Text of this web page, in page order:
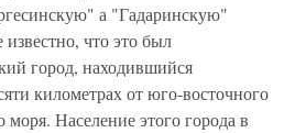
а "Гадаринскую"
что это был
город, находившийся
километрах от юго-восточного
моря. Население этого города в